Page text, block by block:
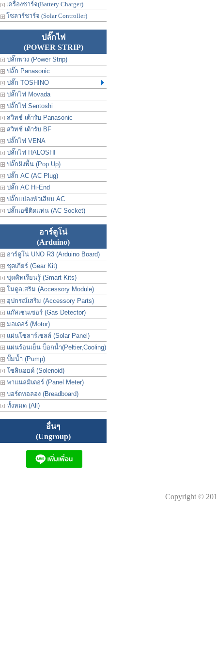
เครื่องชาร์จ(Battery Charger)
โซลาร์ชาร์จ (Solar Controller)
ปลั๊กไฟ
(POWER STRIP)
ปลั๊กพ่วง (Power Strip)
ปลั๊ก Panasonic
ปลั๊ก TOSHINO
ปลั๊กไฟ Movada
ปลั๊กไฟ Sentoshi
สวิทช์ เต้ารับ Panasonic
สวิทช์ เต้ารับ BF
ปลั๊กไฟ VENA
ปลั๊กไฟ HALOSHI
ปลั๊กฝังพื้น (Pop Up)
ปลั๊ก AC (AC Plug)
ปลั๊ก AC Hi-End
ปลั๊กแปลงหัวเสียบ AC
ปลั๊กเอซีติดแท่น (AC Socket)
อาร์ดูโน่
(Arduino)
อาร์ดูโน่ UNO R3 (Arduino Board)
ชุดเกียร์ (Gear Kit)
ชุดคิทเรียนรู้ (Smart Kits)
โมดูลเสริม (Accessory Module)
อุปกรณ์เสริม (Accessory Parts)
แก๊สเซนเซอร์ (Gas Detector)
มอเตอร์ (Motor)
แผ่นโซลาร์เซลล์ (Solar Panel)
แผ่นร้อนเย็น บ็อกน้ำ(Peltier,Cooling)
ปั๊มน้ำ (Pump)
โซลินอยด์ (Solenoid)
พาแนลมิเตอร์ (Panel Meter)
บอร์ดทอลอง (Breadboard)
ทั้งหมด (All)
อื่นๆ
(Ungroup)
Copyright ©